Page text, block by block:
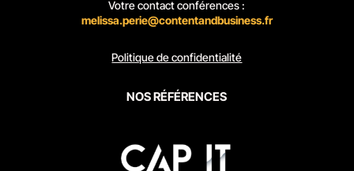
Votre contact conférences :
melissa.perie@contentandbusiness.fr
Politique de confidentialité
NOS RÉFÉRENCES